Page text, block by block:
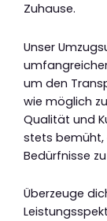
Zuhause.
Unser
um den
wie möglich
Qualität und
stets bemüht,
Bedürfnisse
Überzeuge